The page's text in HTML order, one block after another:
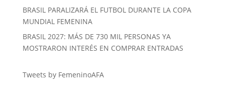
BRASIL PARALIZARÁ EL FUTBOL DURANTE LA COPA
MUNDIAL FEMENINA
BRASIL 2027: MÁS DE 730 MIL PERSONAS YA
MOSTRARON INTERÉS EN COMPRAR ENTRADAS
Tweets by FemeninoAFA